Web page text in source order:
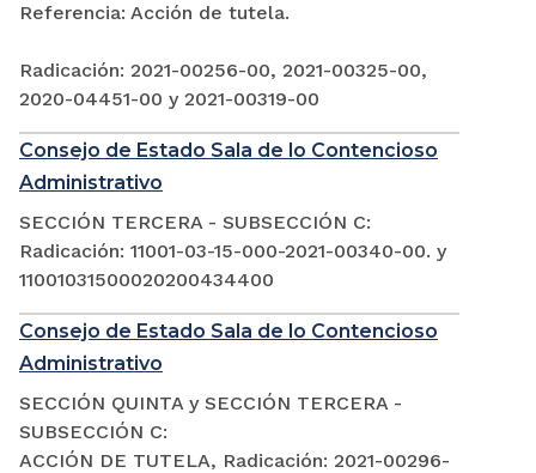
Referencia: Acción de tutela.
Radicación: 2021-00256-00, 2021-00325-00,
2020-04451-00 y 2021-00319-00
Consejo de Estado Sala de lo Contencioso
Administrativo
SECCIÓN TERCERA - SUBSECCIÓN C:
Radicación: 11001-03-15-000-2021-00340-00. y
11001031500020200434400
Consejo de Estado Sala de lo Contencioso
Administrativo
SECCIÓN QUINTA y SECCIÓN TERCERA -
SUBSECCIÓN C:
ACCIÓN DE TUTELA, Radicación: 2021-00296-